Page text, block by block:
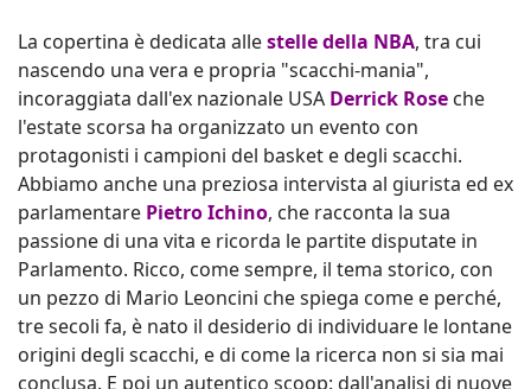
La copertina è dedicata allestelle della NBA, tra cui
nascendo una vera e propria "scacchi-mania",
incoraggiata dall'ex nazionale USA Derrick Rose che
l'estate scorsa ha organizzato un evento con
protagonisti i campioni del basket e degli scacchi.
Abbiamo anche una preziosa intervista al giurista ed ex
parlamentare Pietro Ichino, che racconta la sua
passione di una vita e ricorda le partite disputate in
Parlamento. Ricco, come sempre, il tema storico, con
un pezzo di Mario Leoncini che spiega come e perché,
tre secoli fa, è nato il desiderio di individuare le lontane
origini degli scacchi, e di come la ricerca non si sia mai
conclusa. E poi un autentico scoop: dall'analisi di nuove